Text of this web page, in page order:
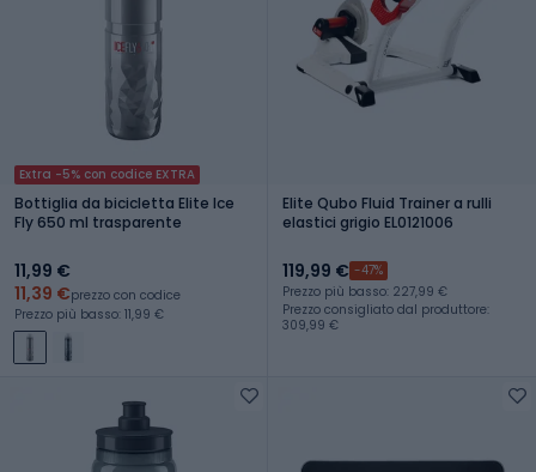
Extra -5% con codice EXTRA
Bottiglia da bicicletta Elite Ice
Fly 650 ml trasparente
11,99 €
11,39 €prezzo con codice
Prezzo più basso: 11,99 €
Elite Qubo Fluid Trainer a rulli
elastici grigio EL0121006
119,99 € -47%
Prezzo più basso: 227,99 €
Prezzo consigliato dal produttore:
309,99 €